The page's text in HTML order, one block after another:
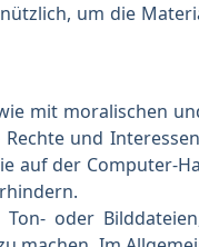
um die
mit moralischen
und
auf der Computer-
oder